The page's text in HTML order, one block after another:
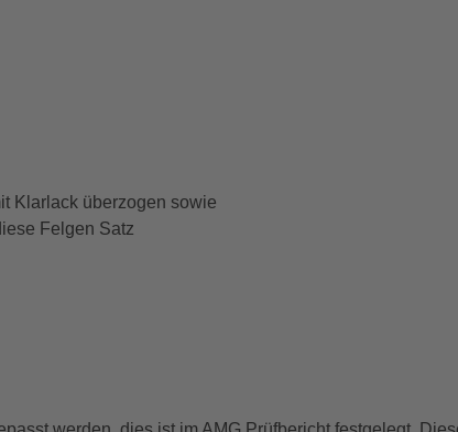
Klarlack überzogen sowie
Felgen Satz